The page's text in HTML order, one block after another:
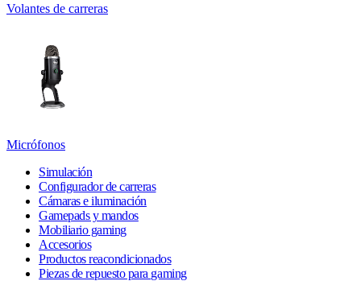
Volantes de carreras
Micrófonos
Simulación
Configurador de carreras
Cámaras e iluminación
Gamepads y mandos
Mobiliario gaming
Accesorios
Productos reacondicionados
Piezas de repuesto para gaming